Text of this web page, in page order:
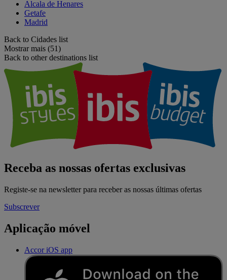
Alcala de Henares
Getafe
Madrid
Back to Cidades list
Mostrar mais (51)
Back to other destinations list
Receba as nossas ofertas exclusivas
Registe-se na newsletter para receber as nossas últimas ofertas
Subscrever
Aplicação móvel
Accor iOS app